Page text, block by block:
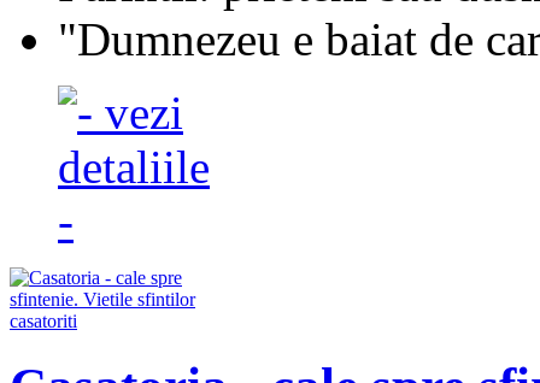
"Dumnezeu e baiat de